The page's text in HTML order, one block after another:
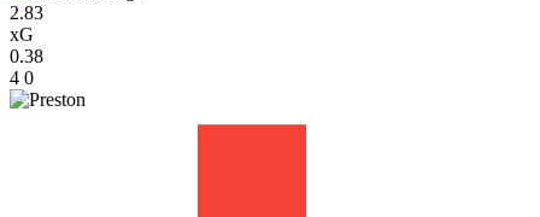
2.83
xG
0.38
4 0